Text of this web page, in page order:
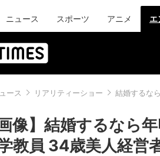
ニュース スポーツ アニメ エ
ース リアリティーショー 結婚するな
画像】結婚するなら
教員 34歳美人経営